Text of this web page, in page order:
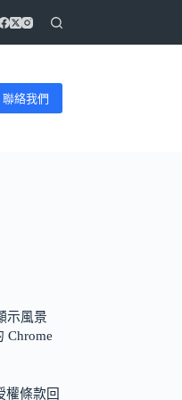
聯絡我們
示風景
Chrome
權條款回